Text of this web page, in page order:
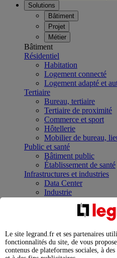
Solutions
Bâtiment
Projet
Métier
Bâtiment
Résidentiel
Habitation
Logement connecté
Logement adapté et
Tertiaire
Bureau, tertiaire
Tertiaire de proximité
Commerce et sport
Hôtellerie
Mobilier de bureau,
Public et santé
Bâtiment public
Établissement de santé
Infrastructures et industries
Data Center
Industrie
Infrastructures
Contrôler et planifier
Répartir et optimiser
Legrand Data Center
expertises au service
Le site legrand.fr et ses partenaires
fonctionnalités du site, de vous
contenus de plateformes sociales, à